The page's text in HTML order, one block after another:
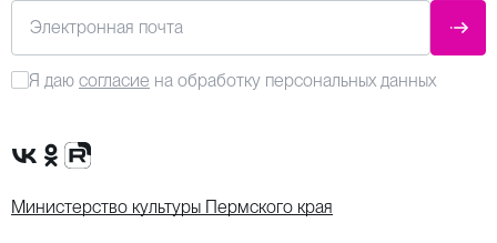
Электронная почта
Я даю согласие на обработку персональных данных
Сообщество VK
Группа в одноклассниках
Канал Rutube
Министерство культуры Пермского края